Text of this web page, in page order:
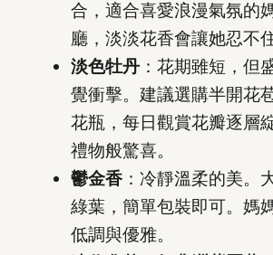
合，適合喜愛浪漫氣氛的
廳，淡淡花香會讓她忍不
淡色牡丹 ：花期雖短，但
覺衝擊。建議選購半開花
花瓶，每日觀賞花瓣逐層
禮物般驚喜。
鬱金香：冷靜溫柔的美。
綠葉，簡單包裝即可。媽
低調與優雅。